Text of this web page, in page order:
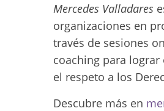
Mercedes Valladares
organizaciones en
través de sesiones
coaching para
el respeto a los
Descubre más en